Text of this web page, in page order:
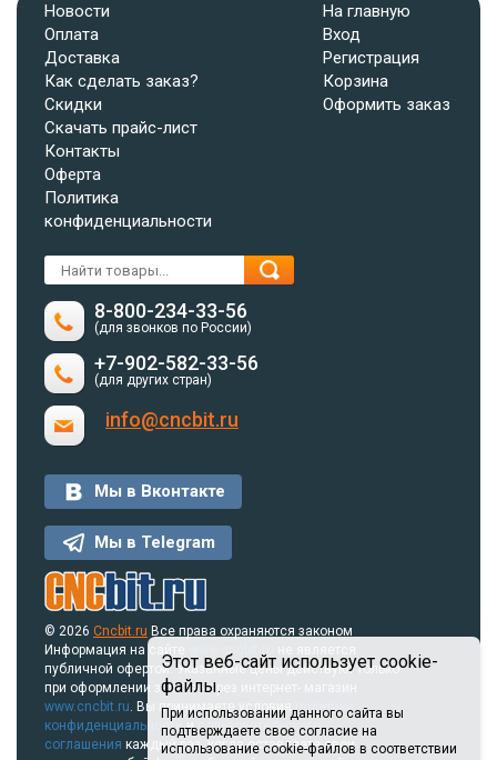
Этот веб-сайт использует cookie-
файлы.
При использовании данного сайта вы
подтверждаете свое согласие на
использование cookie-файлов в соответствии
Новости
Оплата
Доставка
Как сделать заказ?
Скидки
Скачать прайс-лист
Контакты
Оферта
Политика
конфиденциальности
На главную
Вход
Регистрация
Корзина
Оформить заказ
8-800-234-33-56
(для звонков по России)
+7-902-582-33-56
(для других стран)
info@cncbit.ru
Мы в Вконтакте
Мы в Telegram
© 2026 Cncbit.ru Все права охраняются законом
Информация на сайте
www.cncbit.ru
публичной офертой. Указанные цены действуют только
при оформлении заказа через интернет- магазин
www.cncbit.ru. Вы принимаете условияполитики
конфиденциальностиипользовательского
соглашения каждый раз, когда оставляете свои